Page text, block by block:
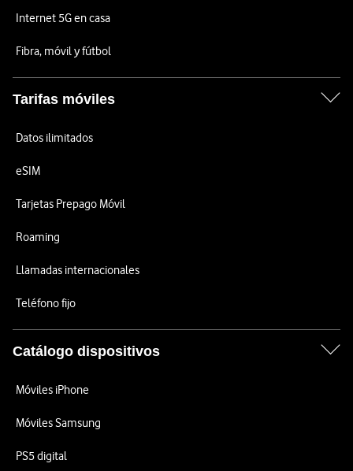
Internet 5G en casa
Fibra, móvil y fútbol
Tarifas móviles
Datos ilimitados
eSIM
Tarjetas Prepago Móvil
Roaming
Llamadas internacionales
Teléfono fijo
Catálogo dispositivos
Móviles iPhone
Móviles Samsung
PS5 digital